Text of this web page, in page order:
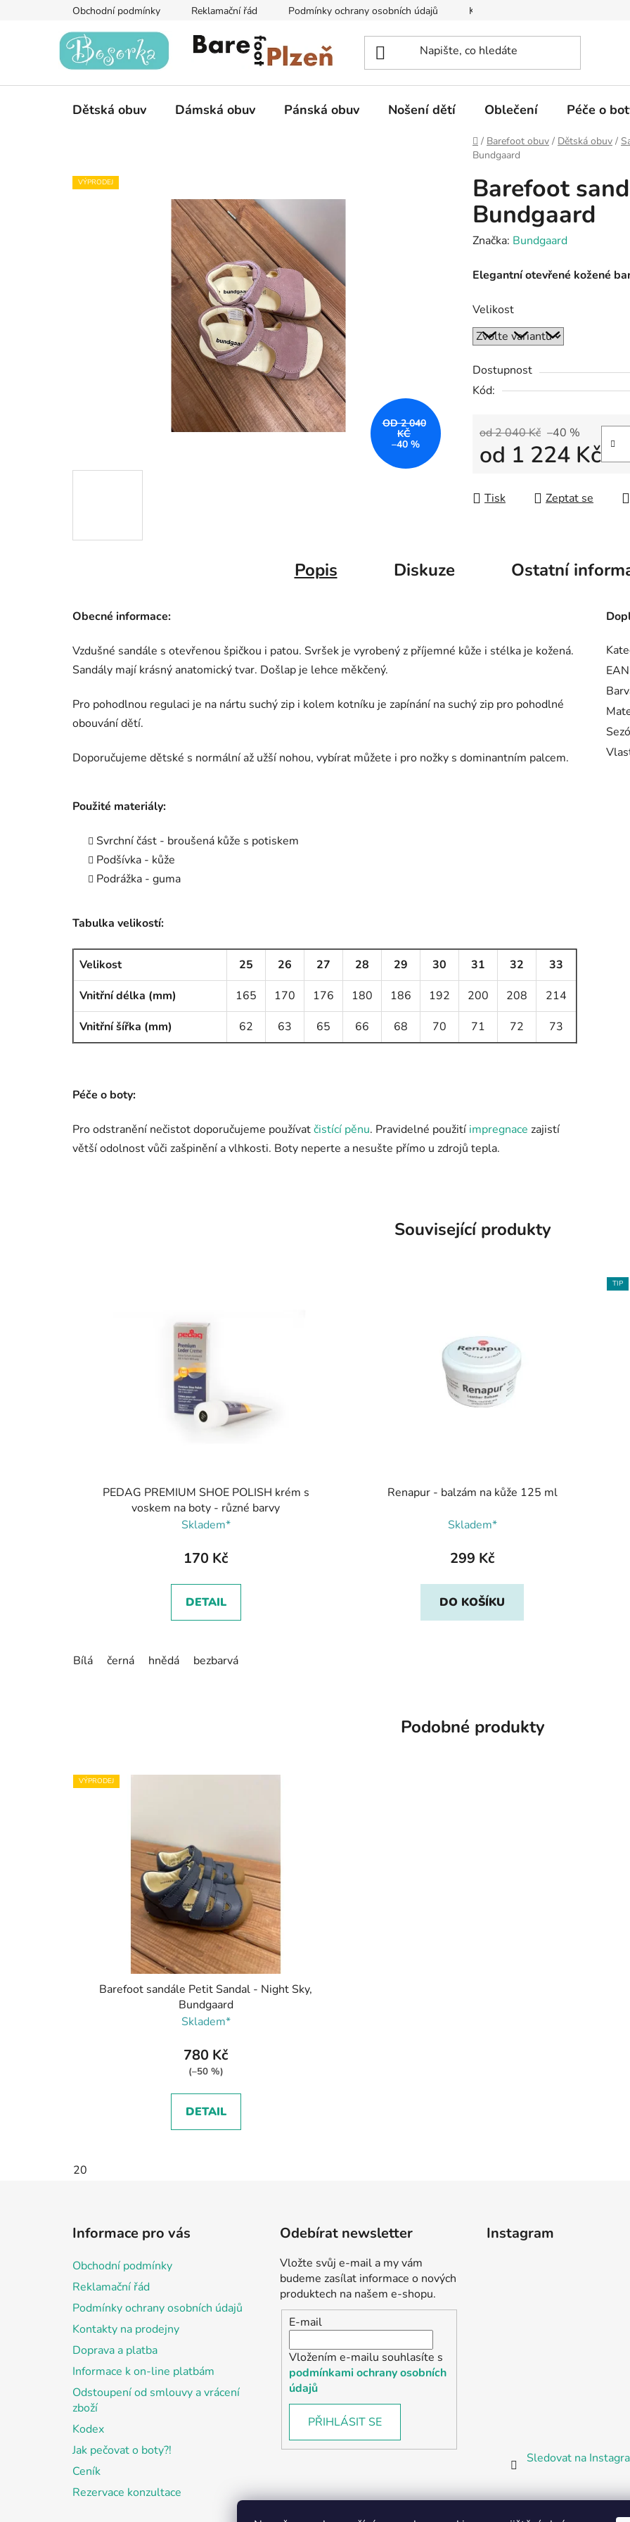
Obchodní podmínky Reklamační řád Podmínky ochrany osobních údajů Kontakty na prodejny
Dětská obuv Dámská obuv Pánská obuv Nošení dětí Oblečení Péče o
Domů
/ Barefoot obuv / Dětská obuv /
Bundgaard
Barefoot
Bundgaard
Značka: Bundgaard
Elegantní otevřené kožené
Velikost
Dostupnost
Kód:
od 2 040 Kč –40 %
od 1 224 Kč
Tisk Zeptat se
VÝPRODEJ
OD 2 040
KČ
–40 %
Popis Diskuze Ostatní
Obecné informace:
Vzdušné sandále s otevřenou špičkou i patou. Svršek je vyrobený z příjemné kůže i stélka je kožená.
Sandály mají krásný anatomický tvar. Došlap je lehce měkčený.
Pro pohodlnou regulaci je na nártu suchý zip i kolem kotníku je zapínání na suchý zip pro pohodlné
obouvání dětí.
Doporučujeme dětské s normální až užší nohou, vybírat můžete i pro nožky s dominantním palcem.
Použité materiály:
Svrchní část - broušená kůže s potiskem
Podšívka - kůže
Podrážka - guma
Tabulka velikostí:
Velikost 25 26 27 28 29 30 31 32
33
Vnitřní délka (mm)
165 170 176 180 186 192 200 208
214
Vnitřní šířka (mm)
62 63 65 66 68 70 71 72 73
Péče o boty:
Pro odstranění nečistot doporučujeme používatčistící pěnu. Pravidelné použití impregnace zajistí
větší odolnost vůči zašpinění a vlhkosti. Boty neperte a nesušte přímo u zdrojů tepla.
EAN
Související produkty
PEDAG PREMIUM SHOE POLISH krém s
voskem na boty - různé barvy
Skladem*
170 Kč
DETAIL
Bílá černá hnědá bezbarvá
Renapur - balzám na kůže 125 ml
Skladem*
299 Kč
DO KOŠÍKU
TIP
Podobné produkty
VÝPRODEJ
Barefoot sandále Petit Sandal - Night Sky,
Bundgaard
Skladem*
780 Kč
(–50 %)
DETAIL
20
Informace pro vás
Obchodní podmínky
Reklamační řád
Podmínky ochrany osobních údajů
Kontakty na prodejny
Doprava a platba
Informace k on-line platbám
Odstoupení od smlouvy a vrácení
zboží
Kodex
Jak pečovat o boty?!
Ceník
Rezervace konzultace
Odebírat newsletter
Vložte svůj e-mail a my vám
budeme zasílat informace o nových
produktech na našem e-shopu.
E-mail
Vložením e-mailu souhlasíte s
podmínkami ochrany osobních
údajů
PŘIHLÁSIT SE
Instagram
Sledovat na